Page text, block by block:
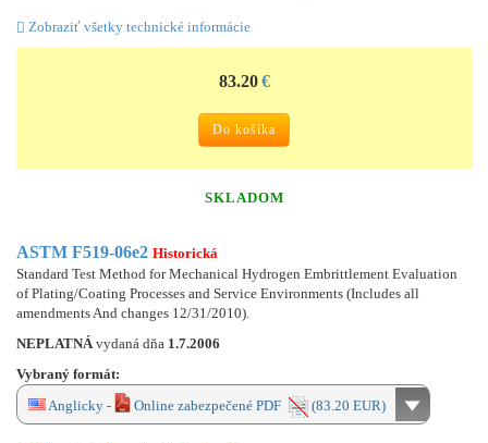
Zobraziť všetky technické informácie
83.20 €
Do košíka
SKLADOM
ASTM F519-06e2 Historická
Standard Test Method for Mechanical Hydrogen Embrittlement Evaluation
of Plating/Coating Processes and Service Environments (Includes all
amendments And changes 12/31/2010).
NEPLATNÁ vydaná dňa 1.7.2006
Vybraný formát:
Anglicky -
Online zabezpečené PDF (83.20 EUR)